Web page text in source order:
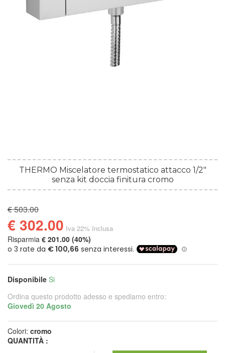
THERMO Miscelatore termostatico attacco 1/2"
senza kit doccia finitura cromo
€ 503.00
€ 302.00 Iva 22% Inclusa
Risparmia € 201.00 (40%)
Disponibile Si
Ordina questo prodotto adesso e spediamo entro:
Giovedì 20 Agosto
Colori: cromo
QUANTITÀ :